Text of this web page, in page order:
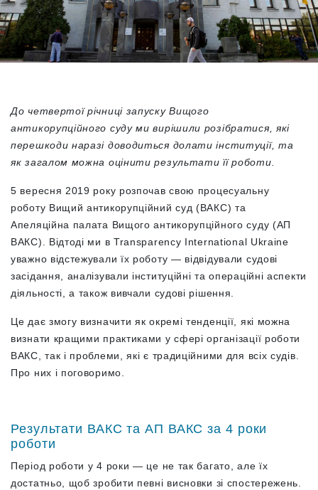
До четвертої річниці запуску Вищого
антикорупційного суду ми вирішили розібратися, які
перешкоди наразі доводиться долати інституції, та
як загалом можна оцінити результати її роботи.
5 вересня 2019 року розпочав свою процесуальну
роботу Вищий антикорупційний суд (ВАКС) та
Апеляційна палата Вищого антикорупційного суду (АП
ВАКС). Відтоді ми в Transparency International Ukraine
уважно відстежували їх роботу — відвідували судові
засідання, аналізували інституційні та операційні аспекти
діяльності, а також вивчали судові рішення.
Це дає змогу визначити як окремі тенденції, які можна
визнати кращими практиками у сфері організації роботи
ВАКС, так і проблеми, які є традиційними для всіх судів.
Про них і поговоримо.
Результати ВАКС та АП ВАКС за 4 роки
роботи
Період роботи у 4 роки — це не так багато, але їх
достатньо, щоб зробити певні висновки зі спостережень.